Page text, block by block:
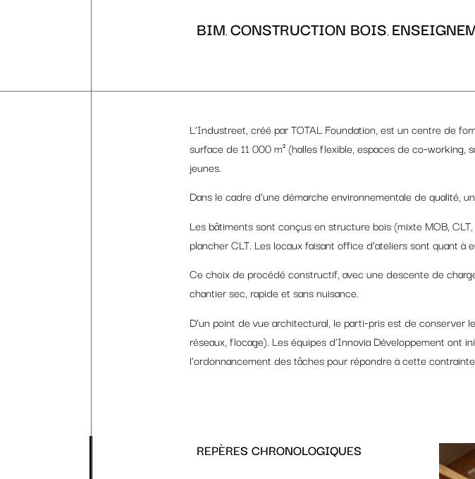
BIM, CONSTRUCTION BOIS,
L’Industreet, créé par TOTAL Foundation, est un centre de
surface de 11 000 m² (halles flexible, espaces de co-
jeunes.
Dans le cadre d’une démarche environnementale de qualité,
Les bâtiments sont conçus en structure bois (mixte MOB,
plancher CLT. Les locaux faisant office d’ateliers sont quant
Ce choix de procédé constructif, avec une descente de
chantier sec, rapide et sans nuisance.
D’un point de vue architectural, le parti-pris est de conserver
réseaux, flocage). Les équipes d’Innovia Développement
l’ordonnancement des tâches pour répondre à cette